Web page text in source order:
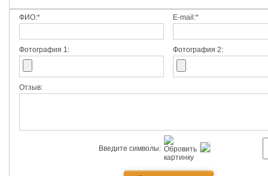
ФИО:* E-mail:*
Фотография 1: Фотография 2:
Отзыв:
Введите символы: